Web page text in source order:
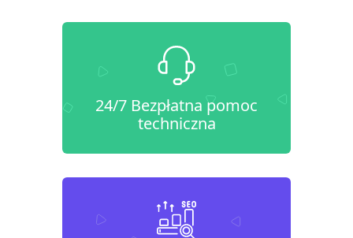
24/7 Bezpłatna pomoc
techniczna